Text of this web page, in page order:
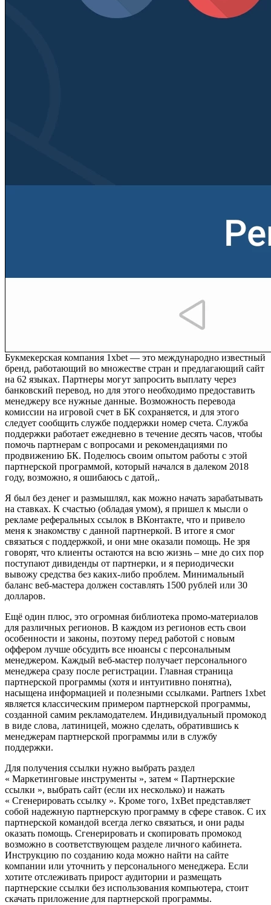
Букмекерская компания 1xbet — это международно известный
бренд, работающий во множестве стран и предлагающий сайт
на 62 языках. Партнеры могут запросить выплату через
банковский перевод, но для этого необходимо предоставить
менеджеру все нужные данные. Возможность перевода
комиссии на игровой счет в БК сохраняется, и для этого
следует сообщить службе поддержки номер счета. Служба
поддержки работает ежедневно в течение десять часов, чтобы
помочь партнерам с вопросами и рекомендациями по
продвижению БК. Поделюсь своим опытом работы с этой
партнерской программой, который начался в далеком 2018
году, возможно, я ошибаюсь с датой,.
Я был без денег и размышлял, как можно начать зарабатывать
на ставках. К счастью (обладая умом), я пришел к мысли о
рекламе реферальных ссылок в ВКонтакте, что и привело
меня к знакомству с данной партнеркой. В итоге я смог
связаться с поддержкой, и они мне оказали помощь. Не зря
говорят, что клиенты остаются на всю жизнь – мне до сих пор
поступают дивиденды от партнерки, и я периодически
вывожу средства без каких-либо проблем. Минимальный
баланс веб-мастера должен составлять 1500 рублей или 30
долларов.
Ещё один плюс, это огромная библиотека промо-материалов
для различных регионов. В каждом из регионов есть свои
особенности и законы, поэтому перед работой с новым
оффером лучше обсудить все нюансы с персональным
менеджером. Каждый веб-мастер получает персонального
менеджера сразу после регистрации. Главная страница
партнерской программы (хотя и интуитивно понятна),
насыщена информацией и полезными ссылками. Partners 1xbet
является классическим примером партнерской программы,
созданной самим рекламодателем. Индивидуальный промокод
в виде слова, латиницей, можно сделать, обратившись к
менеджерам партнерской программы или в службу
поддержки.
Для получения ссылки нужно выбрать раздел
« Маркетинговые инструменты », затем « Партнерские
ссылки », выбрать сайт (если их несколько) и нажать
« Сгенерировать ссылку ». Кроме того, 1xBet представляет
собой надежную партнерскую программу в сфере ставок. С их
партнерской командой всегда легко связаться, и они рады
оказать помощь. Сгенерировать и скопировать промокод
возможно в соответствующем разделе личного кабинета.
Инструкцию по созданию кода можно найти на сайте
компании или уточнить у персонального менеджера. Если
хотите отслеживать прирост аудитории и размещать
партнерские ссылки без использования компьютера, стоит
скачать приложение для партнерской программы.